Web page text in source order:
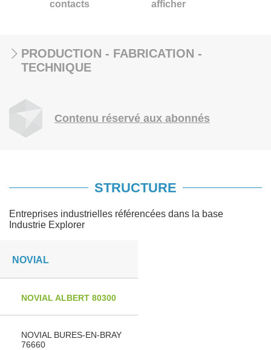
contacts afficher
PRODUCTION - FABRICATION -
TECHNIQUE
Contenu réservé aux abonnés
STRUCTURE
Entreprises industrielles référencées dans la base
Industrie Explorer
NOVIAL
NOVIAL ALBERT 80300
NOVIAL BURES-EN-BRAY
76660